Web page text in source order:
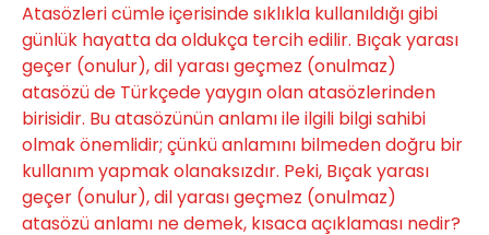
Atasözleri cümle içerisinde sıklıkla kullanıldığı gibi
günlük hayatta da oldukça tercih edilir. Bıçak yarası
geçer (onulur), dil yarası geçmez (onulmaz)
atasözü de Türkçede yaygın olan atasözlerinden
birisidir. Bu atasözünün anlamı ile ilgili bilgi sahibi
olmak önemlidir; çünkü anlamını bilmeden doğru bir
kullanım yapmak olanaksızdır. Peki, Bıçak yarası
geçer (onulur), dil yarası geçmez (onulmaz)
atasözü anlamı ne demek, kısaca açıklaması nedir?